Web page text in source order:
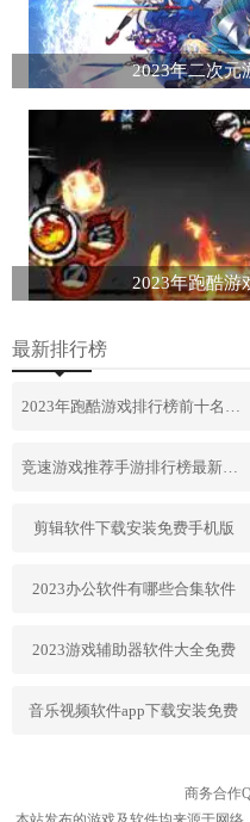
2023年二次元
2023年跑酷游
最新排行榜
剪辑软件下载安装免费手机版
2023办公软件有哪些合集软件
2023游戏辅助器软件大全免费
音乐视频软件app下载安装免费
商务合作